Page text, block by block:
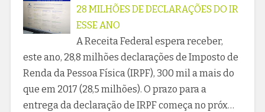
28 MILHÕES DE DECLARAÇÕES DO IR
ESSE ANO
A Receita Federal espera receber,
este ano, 28,8 milhões declarações de Imposto de
Renda da Pessoa Física (IRPF), 300 mil a mais do
que em 2017 (28,5 milhões). O prazo para a
entrega da declaração de IRPF começa no próx…